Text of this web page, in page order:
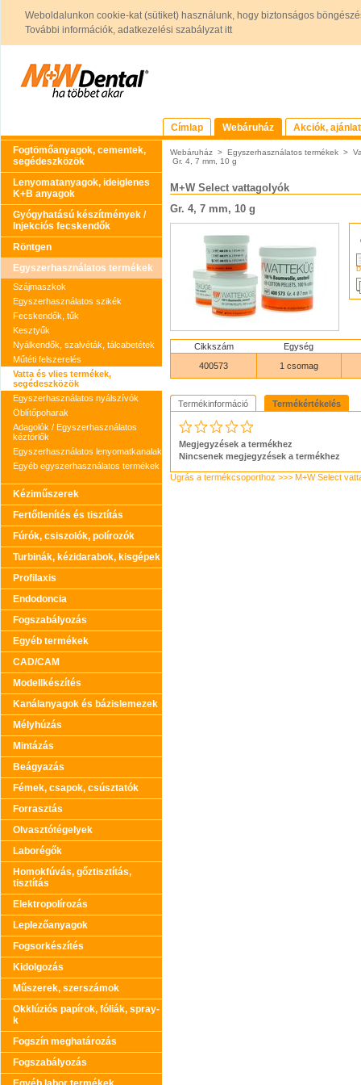
Weboldalunkon cookie-kat (sütiket) használunk, hogy biztonságos
További információk, adatkezelési szabályzat itt
Címlap Webáruház
Akciók,
Fogtömőanyagok, cementek,
segédeszközök
Lenyomatanyagok, ideiglenes
K+B anyagok
Gyógyhatású készítmények /
Injekciós fecskendők
Röntgen
Egyszerhasználatos termékek
Szájmaszkok
Egyszerhasználatos szikék
Fecskendők, tűk
Kesztyűk
Nyálkendők, szalvéták, tálcabetétek
Műtéti felszerelés
Vatta és vlies termékek,
segédeszközök
Egyszerhasználatos nyálszívók
Öblítőpoharak
Adagolók / Egyszerhasználatos
kéztörlők
Egyszerhasználatos lenyomatkanalak
Egyéb egyszerhasználatos termékek
Kéziműszerek
Fertőtlenítés és tisztítás
Fúrók, csiszolók, polírozók
Turbinák, kézidarabok, kisgépek
Profilaxis
Endodoncia
Fogszabályozás
Egyéb termékek
CAD/CAM
Modellkészítés
Kanálanyagok és bázislemezek
Mélyhúzás
Mintázás
Beágyazás
Fémek, csapok, csúsztatók
Forrasztás
Olvasztótégelyek
Laborégők
Homokfúvás, gőztisztítás,
tisztítás
Elektropolírozás
Leplezőanyagok
Fogsorkészítés
Kidolgozás
Műszerek, szerszámok
Okklúziós papírok, fóliák, spray-
k
Fogszín meghatározás
Fogszabályozás
Webáruház > Egyszerhasználatos termékek >
Gr. 4, 7 mm, 10 g
M+W Select vattagolyók
Gr. 4, 7 mm, 10 g
Cikkszám
Egység
400573
1 csomag
Termékinformáció Termékértékelés
Megjegyzések a termékhez
Nincsenek megjegyzések a termékhez
Ugrás a termékcsoporthoz >>> M+W Select